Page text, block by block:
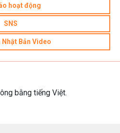
hoạt động
SNS
Bản Video
bằng tiếng Việt.